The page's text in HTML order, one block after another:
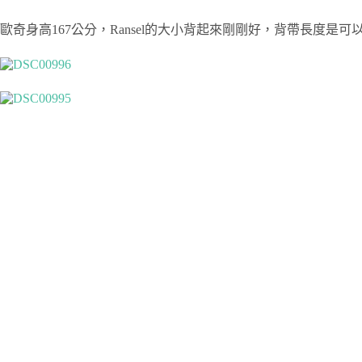
歐奇身高167公分，Ransel的大小背起來剛剛好，背帶長度是可